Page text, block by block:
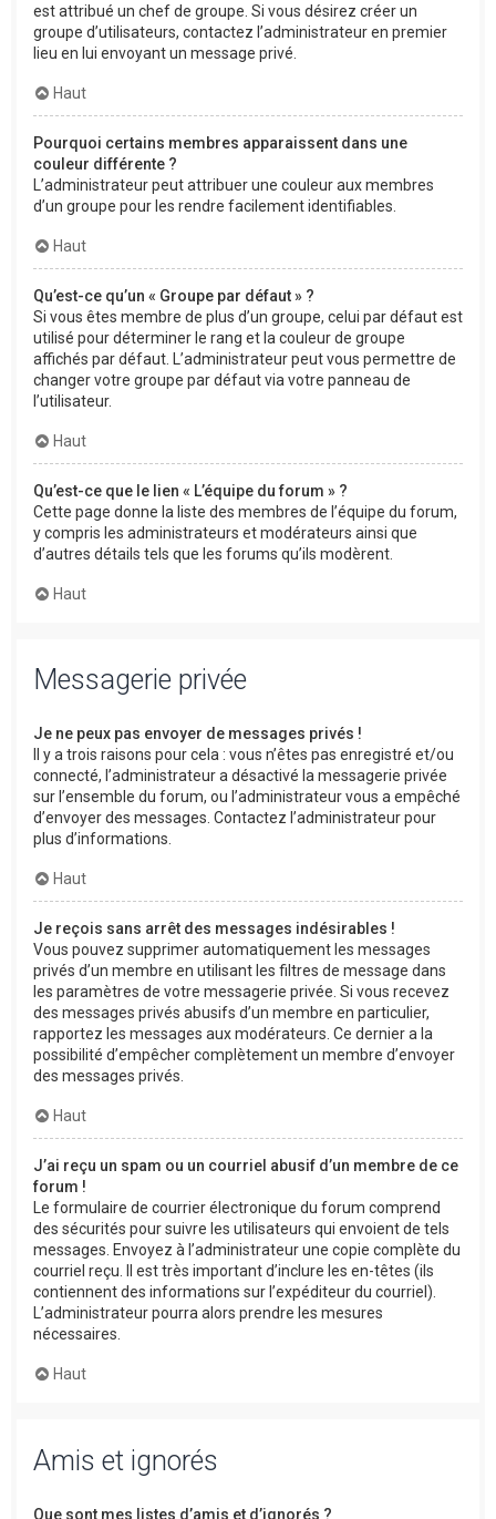
est attribué un chef de groupe. Si vous désirez créer un
groupe d’utilisateurs, contactez l’administrateur en premier
lieu en lui envoyant un message privé.
Haut
Pourquoi certains membres apparaissent dans une
couleur différente ?
L’administrateur peut attribuer une couleur aux membres
d’un groupe pour les rendre facilement identifiables.
Haut
Qu’est-ce qu’un « Groupe par défaut » ?
Si vous êtes membre de plus d’un groupe, celui par défaut est
utilisé pour déterminer le rang et la couleur de groupe
affichés par défaut. L’administrateur peut vous permettre de
changer votre groupe par défaut via votre panneau de
l’utilisateur.
Haut
Qu’est-ce que le lien « L’équipe du forum » ?
Cette page donne la liste des membres de l’équipe du forum,
y compris les administrateurs et modérateurs ainsi que
d’autres détails tels que les forums qu’ils modèrent.
Haut
Messagerie privée
Je ne peux pas envoyer de messages privés !
Il y a trois raisons pour cela : vous n’êtes pas enregistré et/ou
connecté, l’administrateur a désactivé la messagerie privée
sur l’ensemble du forum, ou l’administrateur vous a empêché
d’envoyer des messages. Contactez l’administrateur pour
plus d’informations.
Haut
Je reçois sans arrêt des messages indésirables !
Vous pouvez supprimer automatiquement les messages
privés d’un membre en utilisant les filtres de message dans
les paramètres de votre messagerie privée. Si vous recevez
des messages privés abusifs d’un membre en particulier,
rapportez les messages aux modérateurs. Ce dernier a la
possibilité d’empêcher complètement un membre d’envoyer
des messages privés.
Haut
J’ai reçu un spam ou un courriel abusif d’un membre de ce
forum !
Le formulaire de courrier électronique du forum comprend
des sécurités pour suivre les utilisateurs qui envoient de tels
messages. Envoyez à l’administrateur une copie complète du
courriel reçu. Il est très important d’inclure les en-têtes (ils
contiennent des informations sur l’expéditeur du courriel).
L’administrateur pourra alors prendre les mesures
nécessaires.
Haut
Amis et ignorés
Que sont mes listes d’amis et d’ignorés ?